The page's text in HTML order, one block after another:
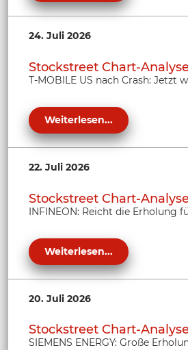
24. Juli 2026
Stockstreet Chart-
T-MOBILE US nach Crash: Jetzt
Weiterlesen...
22. Juli 2026
Stockstreet Chart-
INFINEON: Reicht die Erholung
Weiterlesen...
20. Juli 2026
Stockstreet Chart-
SIEMENS ENERGY: Große